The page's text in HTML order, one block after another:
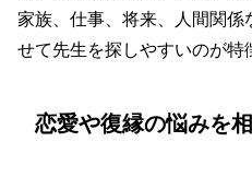
家族、仕事、将来、人間関
せて先生を探しやすいのが特
恋愛や復縁の悩みを